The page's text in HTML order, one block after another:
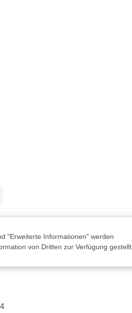
"Erweiterte Informationen" werden
von Dritten zur Verfügung gestellt